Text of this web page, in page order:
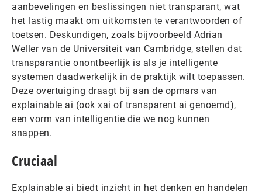
aanbevelingen en beslissingen niet transparant, wat
het lastig maakt om uitkomsten te verantwoorden of
toetsen. Deskundigen, zoals bijvoorbeeld Adrian
Weller van de Universiteit van Cambridge, stellen dat
transparantie onontbeerlijk is als je intelligente
systemen daadwerkelijk in de praktijk wilt toepassen.
Deze overtuiging draagt bij aan de opmars van
explainable ai (ook xai of transparent ai genoemd),
een vorm van intelligentie die we nog kunnen
snappen.
Cruciaal
Explainable ai biedt inzicht in het denken en handelen